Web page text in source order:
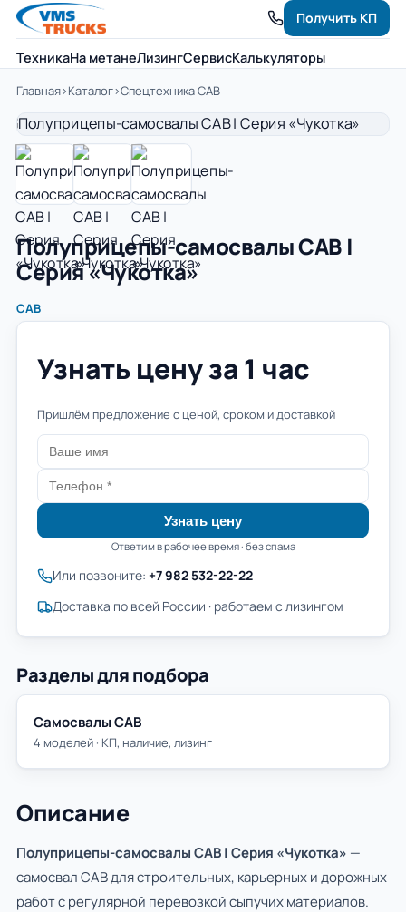
ТехникаНа метанеЛизингСервисКалькуляторы
Получить КП
Главная›Каталог›Спецтехника САВ
Полуприцепы-самосвалы САВ |
Серия «Чукотка»
САВ
Узнать цену за 1 час
Пришлём предложение с ценой, сроком и доставкой
Узнать цену
Ответим в рабочее время · без спама
Или позвоните: +7 982 532-22-22
Доставка по всей России · работаем с лизингом
Разделы для подбора
Самосвалы САВ
4 моделей · КП, наличие, лизинг
Описание
Полуприцепы-самосвалы САВ | Серия «Чукотка» —
самосвал САВ для строительных, карьерных и дорожных
работ с регулярной перевозкой сыпучих материалов.